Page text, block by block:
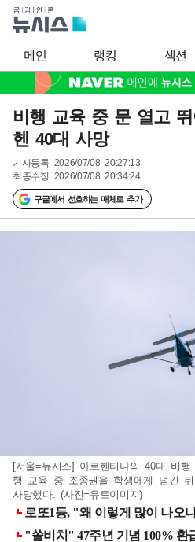
메인 랭킹 섹션
비행 교육 중 문 열고
헨 40대 사망
기사등록 2026/07/08 20:27:13
최종수정 2026/07/08 20:34:24
구글에서 선호하는 매체로 추가
[서울=뉴시스] 아르헨티나의 40대 비
행 교육 중 조종권을 학생에게 넘긴
사망했다. (사진=유토이미지)